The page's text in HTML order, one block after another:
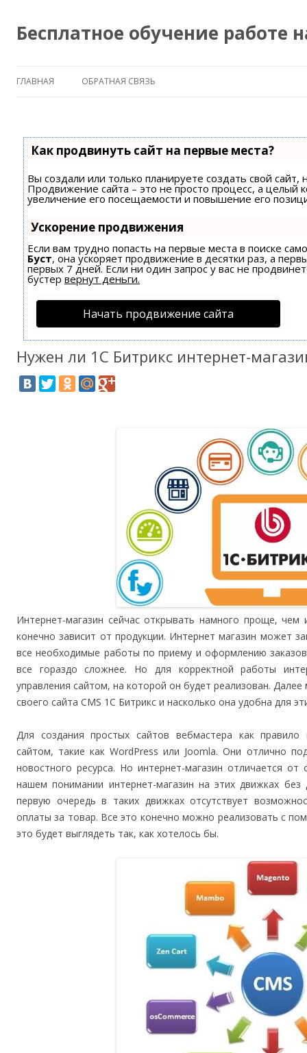
Бесплатное обучение работе
ГЛАВНАЯ ОБРАТНАЯ СВЯЗЬ
Как продвинуть сайт на первые места?
Вы создали или только планируете создать свой сайт,
Продвижение сайта – это не просто процесс, а целый
увеличение его посещаемости и повышение его
Ускорение продвижения
Если вам трудно попасть на первые места в поиске
Буст, она ускоряет продвижение в десятки раз, а
первых 7 дней. Если ни один запрос у вас не
бустер вернут деньги.
Начать продвижение сайта
Нужен ли 1С Битрикс интернет-
Интернет-магазин сейчас открывать намного проще,
конечно зависит от продукции. Интернет магазин может
все необходимые работы по приему и оформлению
все гораздо сложнее. Но для корректной работы
управления сайтом, на которой он будет реализован.
своего сайта CMS 1С Битрикс и насколько она удобна для
Для создания простых сайтов вебмастера как
сайтом, такие как WordPress или Joomla. Они отлично
новостного ресурса. Но интернет-магазин отличается
нашем понимании интернет-магазин на этих движках
первую очередь в таких движках отсутствует
оплаты за товар. Все это конечно можно реализовать с
это будет выглядеть так, как хотелось бы.